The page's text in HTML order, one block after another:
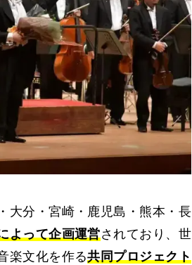
大分・宮崎・鹿児島・熊本・長
よって企画運営されており、世
楽文化を作る共同プロジェクト